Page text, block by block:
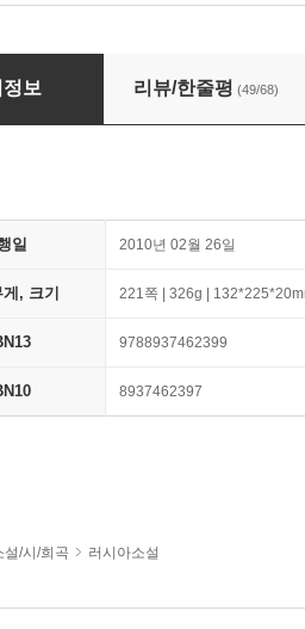
수기
정보 리뷰/한줄평 (49/68)
일 2010년 02월 26일
, 크기 221쪽 | 326g |
9788937462399
8937462397
설/시/희곡 러시아소설